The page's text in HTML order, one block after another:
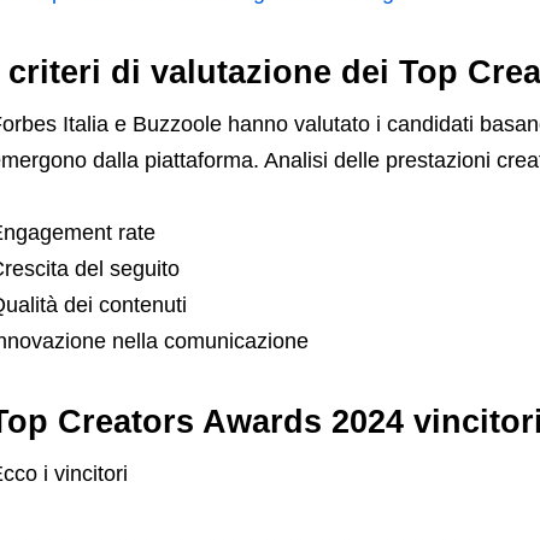
criteri di valutazione dei Top
Italia e Buzzoole hanno valutato i candidati
dalla piattaforma. Analisi delle prestazioni
rate
del seguito
dei contenuti
nella comunicazione
Creators Awards 2024
i vincitori